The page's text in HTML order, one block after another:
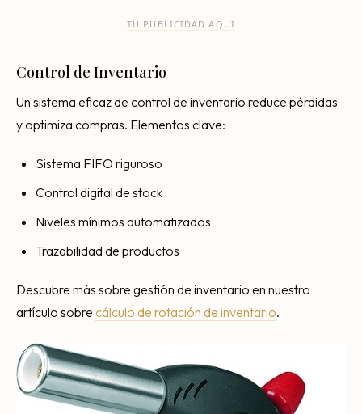
TU PUBLICIDAD AQUI
Control de Inventario
Un sistema eficaz de control de inventario reduce pérdidas
y optimiza compras. Elementos clave:
Sistema FIFO riguroso
Control digital de stock
Niveles mínimos automatizados
Trazabilidad de productos
Descubre más sobre gestión de inventario en nuestro
artículo sobre cálculo de rotación de inventario.